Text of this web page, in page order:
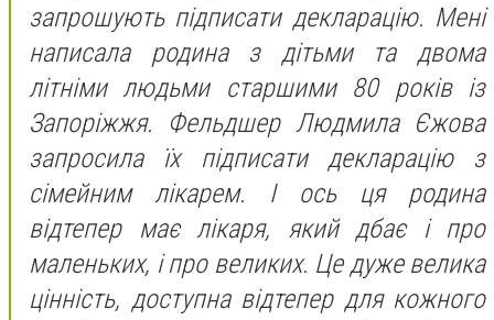
запрошують підписати декларацію. Мені
написала родина з дітьми та двома
літніми людьми старшими 80 років із
Запоріжжя. Фельдшер Людмила Єжова
запросила їх підписати декларацію з
сімейним лікарем. І ось ця родина
відтепер має лікаря, який дбає і про
маленьких, і про великих. Це дуже велика
цінність, доступна відтепер для кожного